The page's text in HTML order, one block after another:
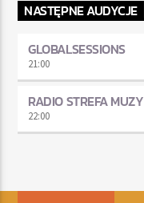
NASTĘPNE AUDYCJE
GLOBALSESSIONS
21:00
RADIO STREFA MUZY
22:00